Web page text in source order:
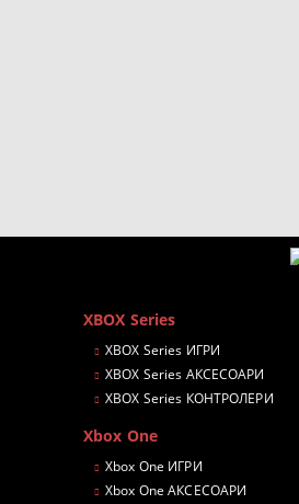
XBOX Series
XBOX Series ИГРИ
XBOX Series АКСЕСОАРИ
XBOX Series КОНТРОЛЕРИ
Xbox One
Xbox One ИГРИ
Xbox One АКСЕСОАРИ